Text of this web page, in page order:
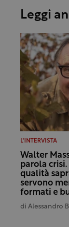
Leggi
L'INTERVISTA
Walter
parola
qualità
servono
formati e
di Alessandro